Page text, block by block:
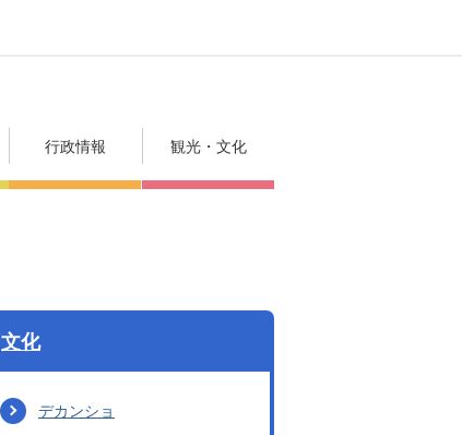
行政情報 観光・文化
文化
デカンショ